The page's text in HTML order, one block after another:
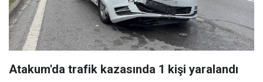
Atakum'da trafik kazasında 1 kişi yaralandı